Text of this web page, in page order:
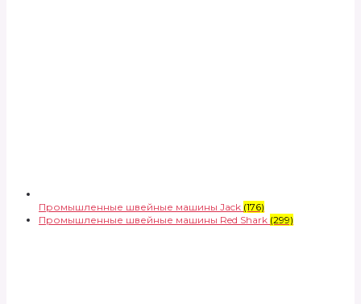
Промышленные швейные машины Jack (176)
Промышленные швейные машины Red Shark (299)